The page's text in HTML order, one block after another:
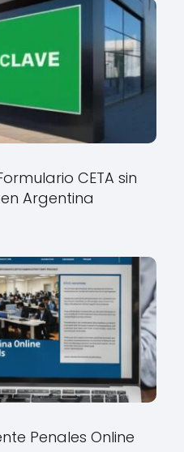
CETA sin
Argentina
Penales Online